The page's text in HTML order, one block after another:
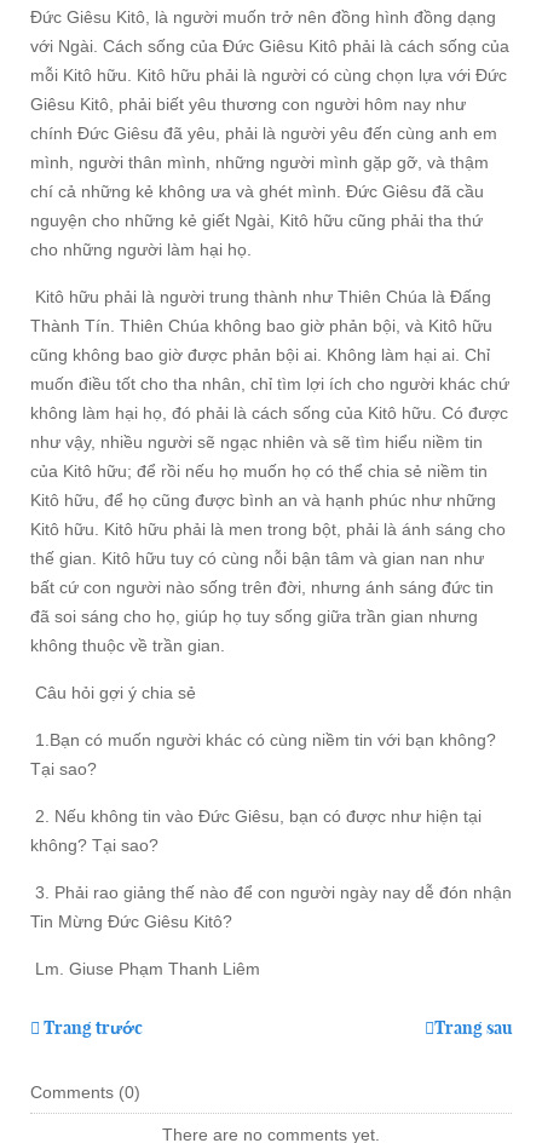
Đức Giêsu Kitô, là người muốn trở nên đồng hình đồng dạng
với Ngài. Cách sống của Đức Giêsu Kitô phải là cách sống của
mỗi Kitô hữu. Kitô hữu phải là người có cùng chọn lựa với Đức
Giêsu Kitô, phải biết yêu thương con người hôm nay như
chính Đức Giêsu đã yêu, phải là người yêu đến cùng anh em
mình, người thân mình, những người mình gặp gỡ, và thậm
chí cả những kẻ không ưa và ghét mình. Đức Giêsu đã cầu
nguyện cho những kẻ giết Ngài, Kitô hữu cũng phải tha thứ
cho những người làm hại họ.
Kitô hữu phải là người trung thành như Thiên Chúa là Đấng
Thành Tín. Thiên Chúa không bao giờ phản bội, và Kitô hữu
cũng không bao giờ được phản bội ai. Không làm hại ai. Chỉ
muốn điều tốt cho tha nhân, chỉ tìm lợi ích cho người khác chứ
không làm hại họ, đó phải là cách sống của Kitô hữu. Có được
như vậy, nhiều người sẽ ngạc nhiên và sẽ tìm hiểu niềm tin
của Kitô hữu; để rồi nếu họ muốn họ có thể chia sẻ niềm tin
Kitô hữu, để họ cũng được bình an và hạnh phúc như những
Kitô hữu. Kitô hữu phải là men trong bột, phải là ánh sáng cho
thế gian. Kitô hữu tuy có cùng nỗi bận tâm và gian nan như
bất cứ con người nào sống trên đời, nhưng ánh sáng đức tin
đã soi sáng cho họ, giúp họ tuy sống giữa trần gian nhưng
không thuộc về trần gian.
Câu hỏi gợi ý chia sẻ
1.Bạn có muốn người khác có cùng niềm tin với bạn không?
Tại sao?
2. Nếu không tin vào Đức Giêsu, bạn có được như hiện tại
không? Tại sao?
3. Phải rao giảng thế nào để con người ngày nay dễ đón nhận
Tin Mừng Đức Giêsu Kitô?
Lm. Giuse Phạm Thanh Liêm
Trang trước Trang sau
Comments (0)
There are no comments yet.